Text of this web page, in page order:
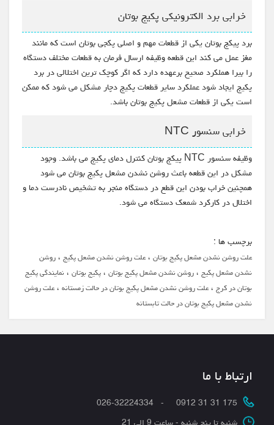
خرابی برد الکترونیکی پکیج بوتان
برد پیکج بوتان یکی از قطعات مهم و اصلی پکجی بوتان است که مانند
مغز عمل می کند این قطعه وظیفه ارسال فرمان به قطعات مختلف دستگاه
را بیرا هملکرد صحیح برعهده دارد که اگر کوچک ترین اختلالی در برد
پکیج ایجاد شود عملکرد سایر قطعات پکیج دچار مشکل می شود که ممکن
است یکی از قطعات مشعل پکیج بوتان باشد.
خرابی سنسور NTC
وظیفه سنسور NTC پیکج بوتان کنترل دمای پکیج می باشد. وجود
مشکل در این قطعه باعث روشن نشدن مشعل پکیج بوتان می شود
همچنین خراب بودن این قطع در دستگاه منجر به تشخیص نادرست دما و
اختلال در کارکرد شمعک دستگاه می شود.
برچسب ها :
علت روشن نشدن مشعل پکیج بوتان،علت روشن نشدن مشعل پکیج،روشن
نشدن مشعل پکیج،روشن نشدن مشعل پکیج بوتان،پکیج بوتان،نمایندگی پکیج
بوتان در کرج،علت روشن نشدن مشعل پکیج بوتان در حالت زمستانه،علت روشن
نشدن مشعل پکیج بوتان در حالت تابستانه
ارتباط با ما
175 31 31 0912 - 026-32224334